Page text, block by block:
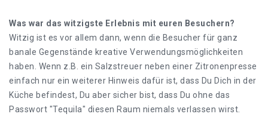
Was war das witzigste Erlebnis mit euren Besuchern?
Witzig ist es vor allem dann, wenn die Besucher für ganz
banale Gegenstände kreative Verwendungsmöglichkeiten
haben. Wenn z.B. ein Salzstreuer neben einer Zitronenpresse
einfach nur ein weiterer Hinweis dafür ist, dass Du Dich in der
Küche befindest, Du aber sicher bist, dass Du ohne das
Passwort "Tequila" diesen Raum niemals verlassen wirst.